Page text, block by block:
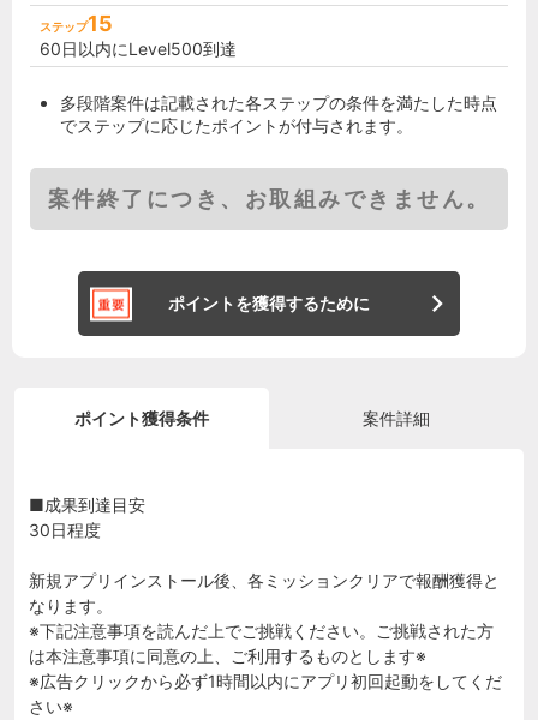
ステップ15
60日以内にLevel500到達
多段階案件は記載された各ステップの条件を満たした時点
でステップに応じたポイントが付与されます。
案件終了につき、お取組みできません。
ポイントを獲得するために
ポイント獲得条件 案件詳細
■成果到達目安
30日程度
新規アプリインストール後、各ミッションクリアで報酬獲得と
なります。
※下記注意事項を読んだ上でご挑戦ください。ご挑戦された方
は本注意事項に同意の上、ご利用するものとします※
※広告クリックから必ず1時間以内にアプリ初回起動をしてくだ
さい※